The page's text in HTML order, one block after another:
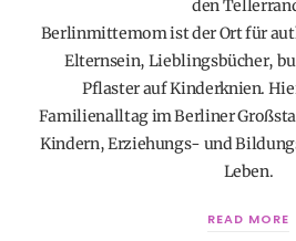
den
Berlinmittemom ist der Ort für
Elternsein, Lieblingsbücher,
Pflaster auf Kinderknien.
Familienalltag im Berliner
Kindern, Erziehungs- und
Leben.
READ MORE